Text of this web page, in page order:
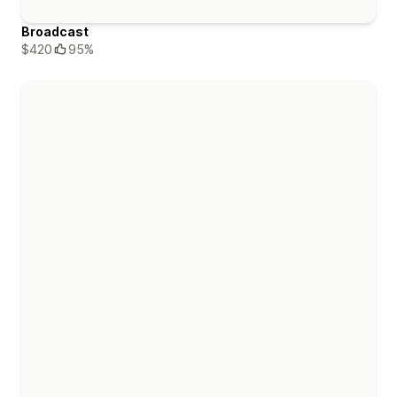
Broadcast
$420
95%